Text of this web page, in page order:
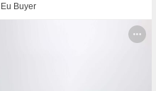
Eu Buyer